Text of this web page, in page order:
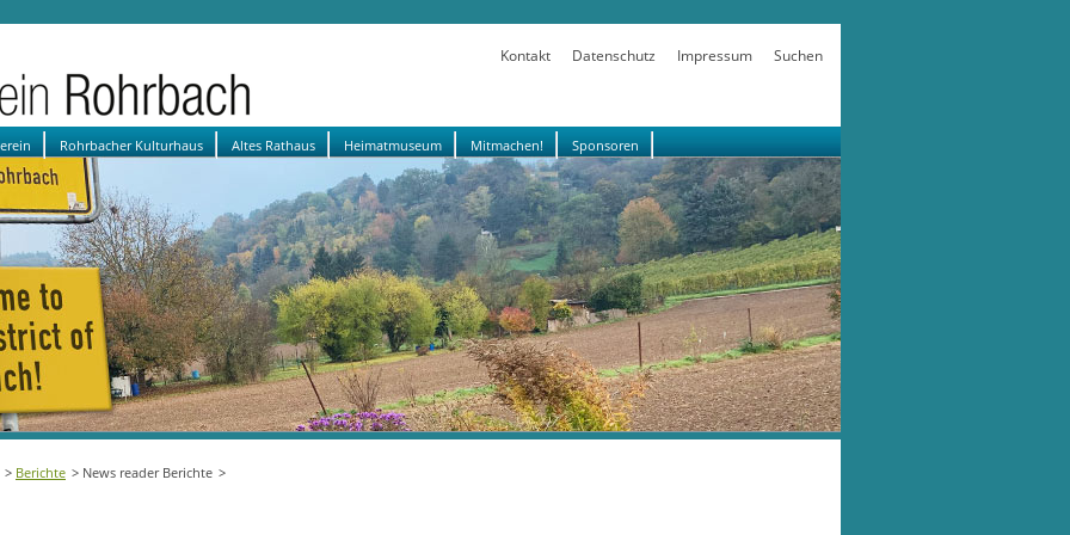
Kontakt Datenschutz Impressum Suchen
Rohrbacher Kulturhaus Altes Rathaus Heimatmuseum Mitmachen! Sponsoren
Berichte News reader Berichte